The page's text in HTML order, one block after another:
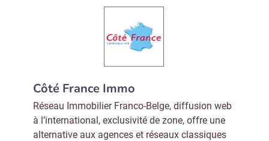
Côté France Immo
Réseau Immobilier Franco-Belge, diffusion web
à l’international, exclusivité de zone, offre une
alternative aux agences et réseaux classiques